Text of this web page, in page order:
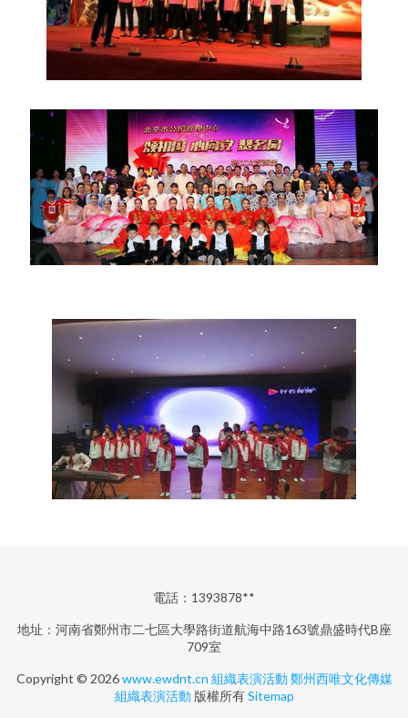
電話：1393878**
地址：河南省鄭州市二七區大學路街道航海中路163號鼎盛時代B座
709室
Copyright © 2026www.ewdnt.cn 組織表演活動 鄭州西唯文化傳媒
組織表演活動 版權所有Sitemap